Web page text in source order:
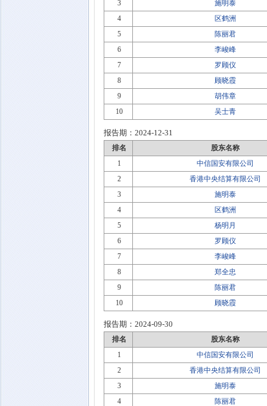
3
施明泰
4
区鹤洲
5
陈丽君
6
李峻峰
7
罗顾仪
8
顾晓霞
9
胡伟章
10
吴士青
报告期： 2024-12-31
排名
股东名称
1
中信国安有限公司
2
香港中央结算有限公司
3
施明泰
4
区鹤洲
5
杨明月
6
罗顾仪
7
李峻峰
8
郑全忠
9
陈丽君
10
顾晓霞
报告期： 2024-09-30
排名
股东名称
1
中信国安有限公司
2
香港中央结算有限公司
3
施明泰
4
陈丽君